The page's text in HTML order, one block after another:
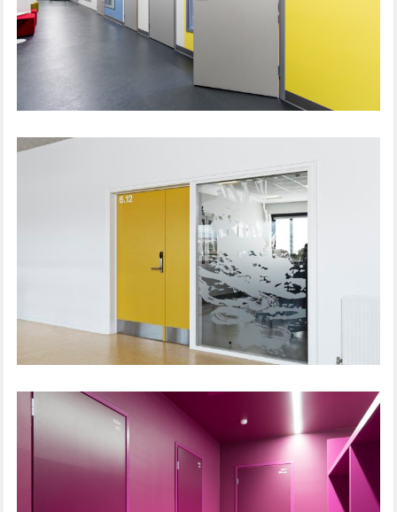
DØRLØSNING UDDANNELSESINSTITUTION
DØRLØSNING UDDANNELSESINSTITUTION